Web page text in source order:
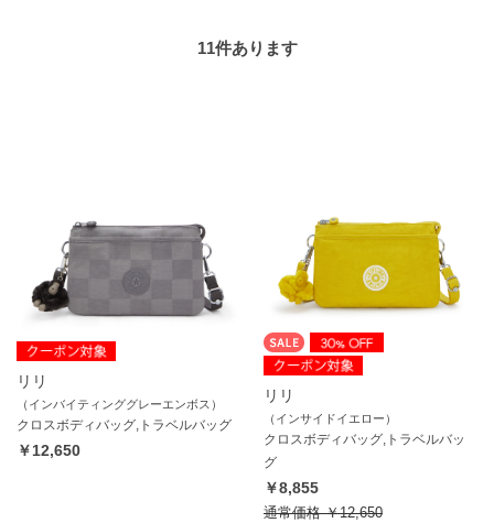
11件あります
リリ
（インバイティンググレーエンボス）
クロスボディバッグ,トラベルバッグ
￥12,650
リリ
（インサイドイエロー）
クロスボディバッグ,トラベルバッ
グ
￥8,855
通常価格￥12,650